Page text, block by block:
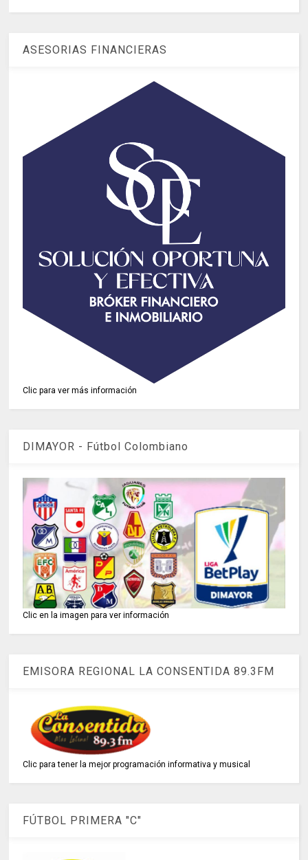
ASESORIAS FINANCIERAS
Clic para ver más información
DIMAYOR - Fútbol Colombiano
Clic en la imagen para ver información
EMISORA REGIONAL LA CONSENTIDA 89.3FM
Clic para tener la mejor programación informativa y musical
FÚTBOL PRIMERA "C"